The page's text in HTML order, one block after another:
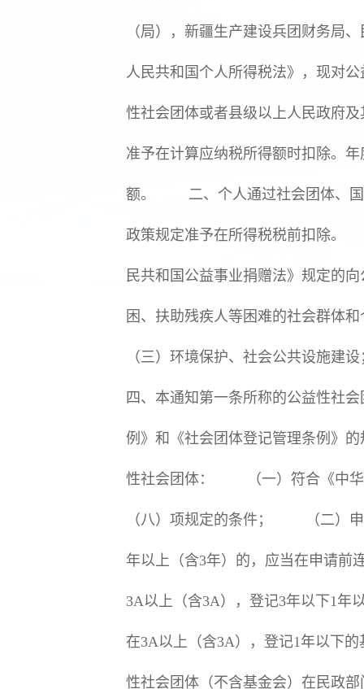
（局），新疆生产建设兵团财务
人民共和国个人所得税法》，现对
性社会团体或者县级以上人民政府
准予在计算应纳税所得额时扣除。
额。 二、个人通过社会团体、国
政策规定准予在所得税税前扣除。
民共和国公益事业捐赠法》规定
困、扶助残疾人等困难的社会群
（三）环境保护、社会公共设
四、本通知第一条所称的公益性社
例》和《社会团体登记管理条例》
性社会团体： （一）符合《中华
（八）项规定的条件； （二）
年以上（含3年）的，应当在申请前
3A以上（含3A），登记3年以下1年
在3A以上（含3A），登记1年以下
性社会团体（不含基金会）在民政